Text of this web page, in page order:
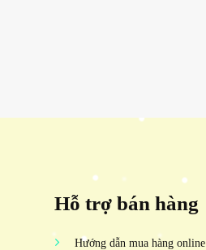
Hỗ trợ bán hàng
Hướng dẫn mua hàng online